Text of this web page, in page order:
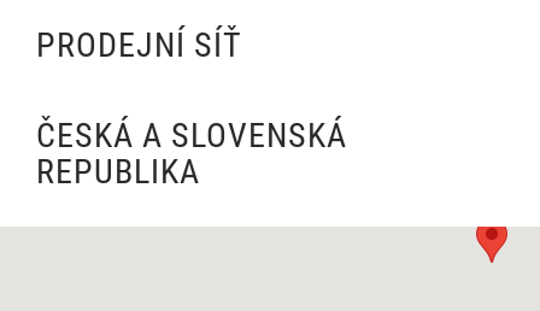
PRODEJNÍ SÍŤ
ČESKÁ A SLOVENSKÁ
REPUBLIKA